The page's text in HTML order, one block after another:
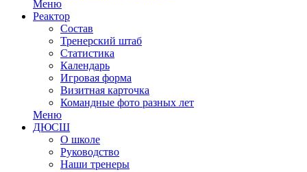
Меню
Реактор
Состав
Тренерский штаб
Статистика
Календарь
Игровая форма
Визитная карточка
Командные фото разных лет
Меню
ДЮСШ
О школе
Руководство
Наши тренеры